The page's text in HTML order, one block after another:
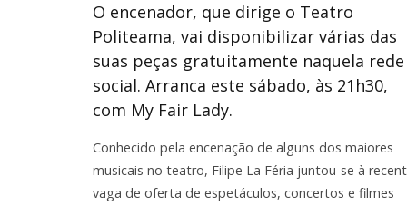
O encenador, que dirige o Teatro
Politeama, vai disponibilizar várias das
suas peças gratuitamente naquela rede
social. Arranca este sábado, às 21h30,
com My Fair Lady.
Conhecido pela encenação de alguns dos maiores
musicais no teatro, Filipe La Féria juntou-se à
vaga de oferta de espetáculos, concertos e filmes